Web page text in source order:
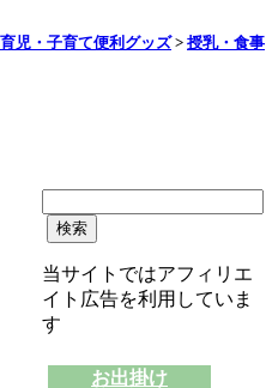
児・子育て便利グッズ> 授乳・食事
当サイトではアフィリエ
イト広告を利用していま
す
お出掛け